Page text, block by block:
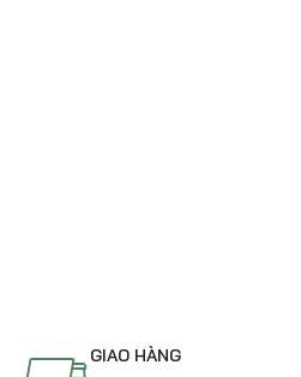
GIAO HÀNG